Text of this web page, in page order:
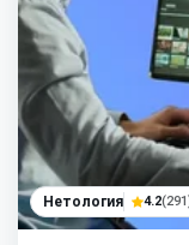
Нетология 4.2